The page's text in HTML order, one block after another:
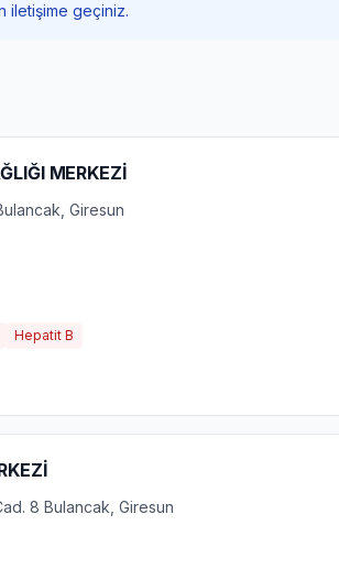
iletişime geçiniz.
MERKEZİ
Giresun
Hepatit B
8 Bulancak, Giresun